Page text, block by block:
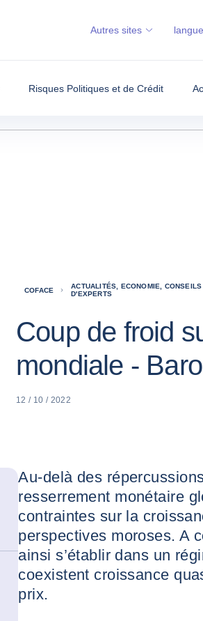
Risques Politiques et de Crédit
Autres sites
COFACE
ACTUALITÉS, ECONOMIE, CONSEILS
D'EXPERTS
Coup de froid
mondiale -
12 / 10 / 2022
Au-delà des
resserrement monétaire
contraintes sur la
perspectives moroses. A
ainsi s’établir dans un
coexistent croissance
prix.